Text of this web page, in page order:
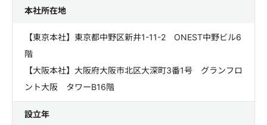
本社所在地
【東京本社】東京都中野区新井1-11-2 ONEST中野ビル6
階
【大阪本社】大阪府大阪市北区大深町3番1号 グランフロ
ント大阪 タワーB16階
設立年